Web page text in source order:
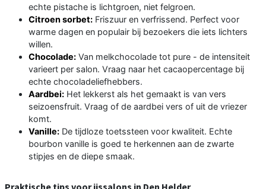
echte pistache is lichtgroen, niet felgroen.
Citroen sorbet: Friszuur en verfrissend. Perfect voor
warme dagen en populair bij bezoekers die iets lichters
willen.
Chocolade: Van melkchocolade tot pure - de intensiteit
varieert per salon. Vraag naar het cacaopercentage bij
echte chocoladeliefhebbers.
Aardbei: Het lekkerst als het gemaakt is van vers
seizoensfruit. Vraag of de aardbei vers of uit de vriezer
komt.
Vanille: De tijdloze toetssteen voor kwaliteit. Echte
bourbon vanille is goed te herkennen aan de zwarte
stipjes en de diepe smaak.
Praktische tips voor ijssalons in Den Helder